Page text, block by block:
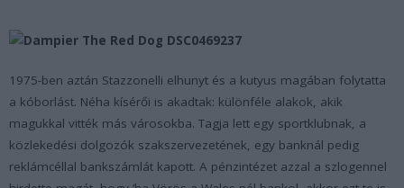
1975-ben aztán Stazzonelli elhunyt és a kutyus magában folytatta
a kóborlást. Néha kísérői is akadtak: különféle alakok, akik
magukkal vitték más városokba. Tagja lett egy sportklubnak, a
közlekedési dolgozók szakszervezetének, egy banknál pedig
reklámcéllal bankszámlát kapott. A pénzintézet azzal a szlogennel